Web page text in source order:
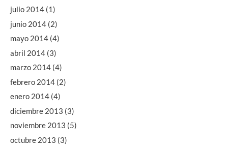
julio 2014 (1)
junio 2014 (2)
mayo 2014 (4)
abril 2014 (3)
marzo 2014 (4)
febrero 2014 (2)
enero 2014 (4)
diciembre 2013 (3)
noviembre 2013 (5)
octubre 2013 (3)